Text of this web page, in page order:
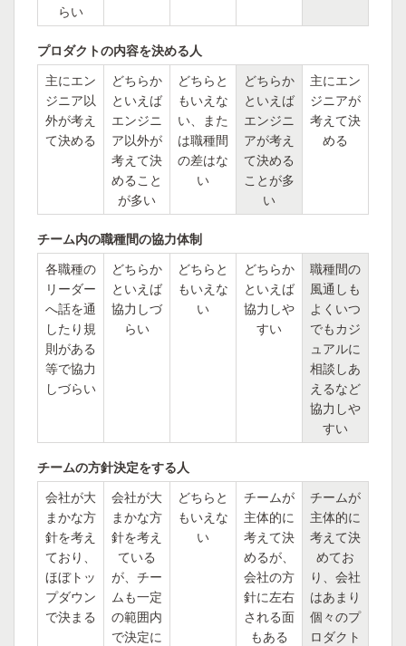
らい
プロダクトの内容を決める人
主にエン
ジニア以
外が考え
て決める
どちらか
といえば
エンジニ
ア以外が
考えて決
めること
が多い
どちらと
もいえな
い、また
は職種間
の差はな
い
どちらか
といえば
エンジニ
アが考え
て決める
ことが多
い
主にエン
ジニアが
考えて決
める
チーム内の職種間の協力体制
各職種の
リーダー
へ話を通
したり規
則がある
等で協力
しづらい
どちらか
といえば
協力しづ
らい
どちらと
もいえな
い
どちらか
といえば
協力しや
すい
職種間の
風通しも
よくいつ
でもカジ
ュアルに
相談しあ
えるなど
協力しや
すい
チームの方針決定をする人
会社が大
まかな方
針を考え
ており、
ほぼトッ
プダウン
で決まる
会社が大
まかな方
針を考え
ている
が、チー
ムも一定
の範囲内
で決定に
どちらと
もいえな
い
チームが
主体的に
考えて決
めるが、
会社の方
針に左右
される面
もある
チームが
主体的に
考えて決
めてお
り、会社
はあまり
個々のプ
ロダクト